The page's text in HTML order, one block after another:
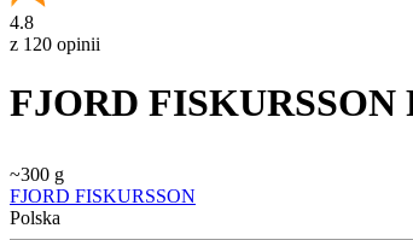
4.8
z 120 opinii
FJORD FISKURSSON
~300 g
FJORD FISKURSSON
Polska